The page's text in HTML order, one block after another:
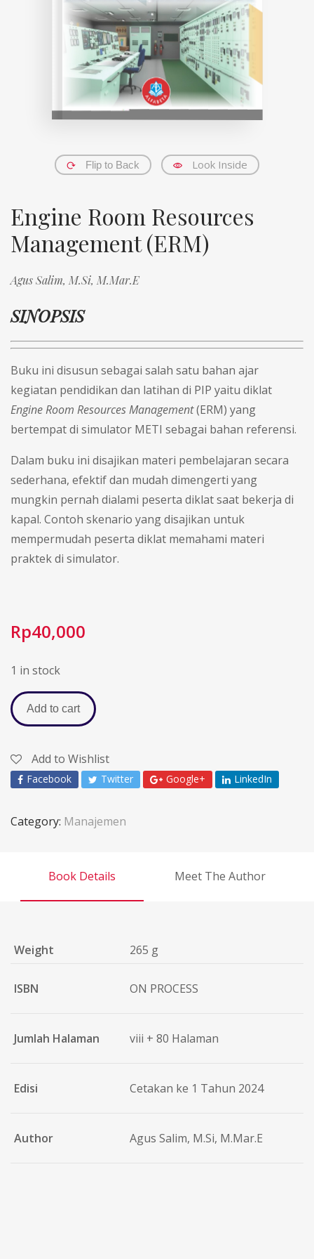
Flip to Back Look Inside
Engine Room Resources
Management (ERM)
Agus Salim, M.Si, M.Mar.E
SINOPSIS
Buku ini disusun sebagai salah satu bahan ajar
kegiatan pendidikan dan latihan di PIP yaitu diklat
Engine Room Resources Management(ERM) yang
bertempat di simulator METI sebagai bahan referensi.
Dalam buku ini disajikan materi pembelajaran secara
sederhana, efektif dan mudah dimengerti yang
mungkin pernah dialami peserta diklat saat bekerja di
kapal. Contoh skenario yang disajikan untuk
mempermudah peserta diklat memahami materi
praktek di simulator.
Rp40,000
1 in stock
Add to cart
Add to Wishlist
Facebook Twitter Google+ LinkedIn
Category: Manajemen
Book Details Meet The Author
Weight 265 g
ISBN ON PROCESS
Jumlah Halaman viii + 80 Halaman
Edisi Cetakan ke 1 Tahun 2024
Author Agus Salim, M.Si, M.Mar.E